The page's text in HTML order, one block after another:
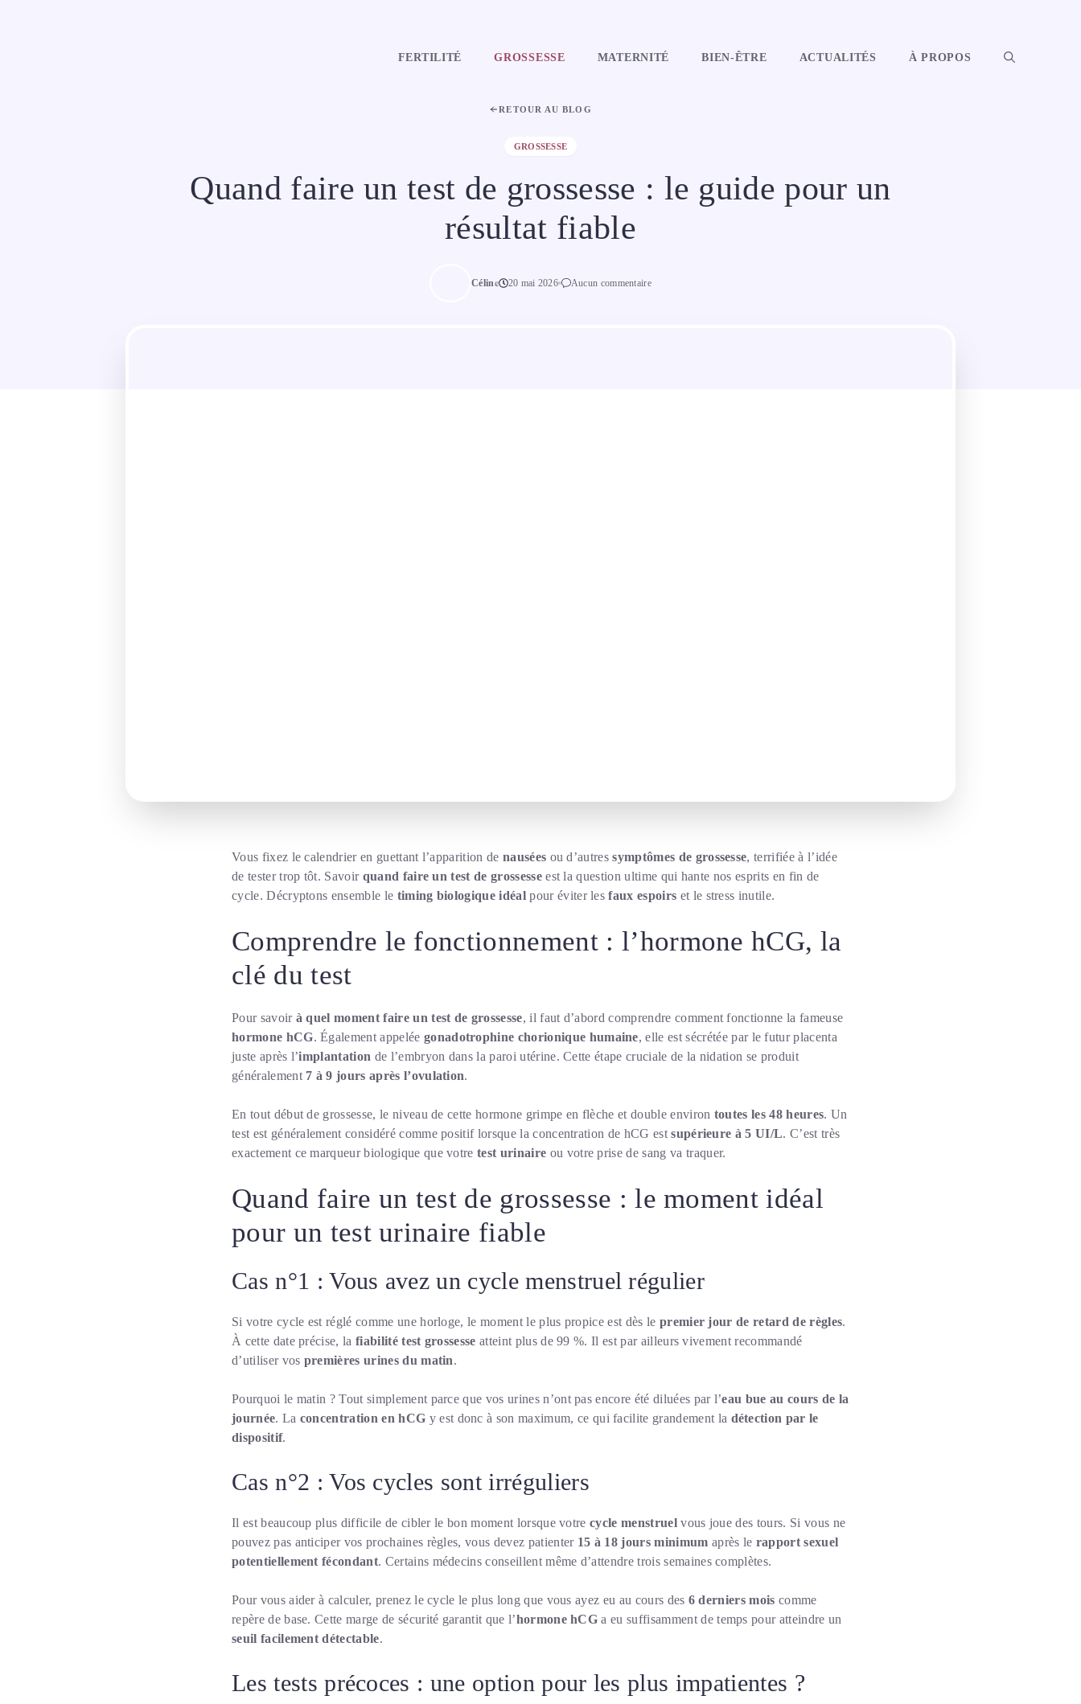
FERTILITÉ GROSSESSE MATERNITÉ BIEN-ÊTRE ACTUALITÉS À PROPOS
RETOUR AU BLOG
GROSSESSE
Quand faire un test de grossesse : le guide pour un
résultat fiable
Céline 20 mai 2026 Aucun commentaire
Vous fixez le calendrier en guettant l’apparition de nausées ou d’autressymptômes de grossesse, terrifiée à l’idée
de tester trop tôt. Savoir quand faire un test de grossesseest la question ultime qui hante nos esprits en fin de
cycle. Décryptons ensemble le timing biologique idéalpour éviter lesfaux espoirs et le stress inutile.
Comprendre le fonctionnement : l’hormone hCG, la
clé du test
Pour savoir à quel moment faire un test de grossesse, il faut d’abord comprendre comment fonctionne la fameuse
hormone hCG. Également appelée gonadotrophine chorionique humaine, elle est sécrétée par le futur placenta
juste après l’implantation de l’embryon dans la paroi utérine. Cette étape cruciale de la nidation se produit
généralement 7 à 9 jours après l’ovulation.
En tout début de grossesse, le niveau de cette hormone grimpe en flèche et double environ toutes les 48 heures. Un
test est généralement considéré comme positif lorsque la concentration de hCG estsupérieure à 5 UI/L. C’est très
exactement ce marqueur biologique que votretest urinaire ou votre prise de sang va traquer.
Quand faire un test de grossesse : le moment idéal
pour un test urinaire fiable
Cas n°1 : Vous avez un cycle menstruel régulier
Si votre cycle est réglé comme une horloge, le moment le plus propice est dès le premier jour de retard de règles.
À cette date précise, lafiabilité test grossesse atteint plus de 99 %. Il est par ailleurs vivement recommandé
d’utiliser vos premières urines du matin.
Pourquoi le matin ? Tout simplement parce que vos urines n’ont pas encore été diluées par l’eau bue au cours de la
journée. La concentration en hCG y est donc à son maximum, ce qui facilite grandement la détection par le
dispositif.
Cas n°2 : Vos cycles sont irréguliers
Il est beaucoup plus difficile de cibler le bon moment lorsque votrecycle menstruelvous joue des tours. Si vous ne
pouvez pas anticiper vos prochaines règles, vous devez patienter 15 à 18 jours minimum après le rapport sexuel
potentiellement fécondant. Certains médecins conseillent même d’attendre trois semaines complètes.
Pour vous aider à calculer, prenez le cycle le plus long que vous ayez eu au cours des 6 derniers mois comme
repère de base. Cette marge de sécurité garantit que l’hormone hCG a eu suffisamment de temps pour atteindre un
seuil facilement détectable.
Les tests précoces : une option pour les plus impatientes ?